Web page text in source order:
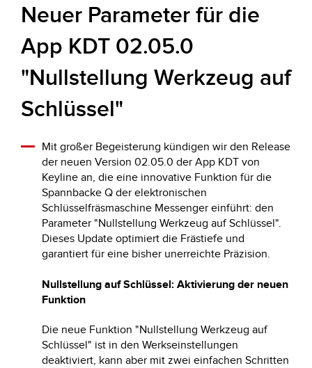
Neuer Parameter für die
App KDT 02.05.0
"Nullstellung Werkzeug auf
Schlüssel"
Mit großer Begeisterung kündigen wir den Release
der neuen Version 02.05.0 der App KDT von
Keyline an, die eine innovative Funktion für die
Spannbacke Q der elektronischen
Schlüsselfräsmaschine Messenger einführt: den
Parameter "Nullstellung Werkzeug auf Schlüssel".
Dieses Update optimiert die Frästiefe und
garantiert für eine bisher unerreichte Präzision.
Nullstellung auf Schlüssel: Aktivierung der neuen
Funktion
Die neue Funktion "Nullstellung Werkzeug auf
Schlüssel" ist in den Werkseinstellungen
deaktiviert, kann aber mit zwei einfachen Schritten